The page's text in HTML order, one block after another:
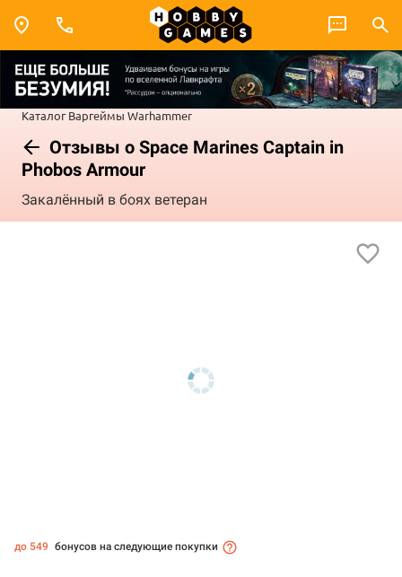
Каталог Варгеймы Warhammer
Отзывы о Space Marines Captain in
Phobos Armour
Закалённый в боях ветеран
до 549 бонусов на следующие покупки